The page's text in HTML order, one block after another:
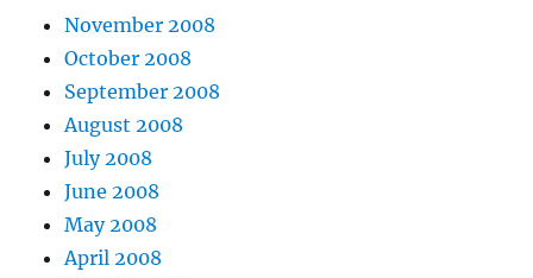
November 2008
October 2008
September 2008
August 2008
July 2008
June 2008
May 2008
April 2008